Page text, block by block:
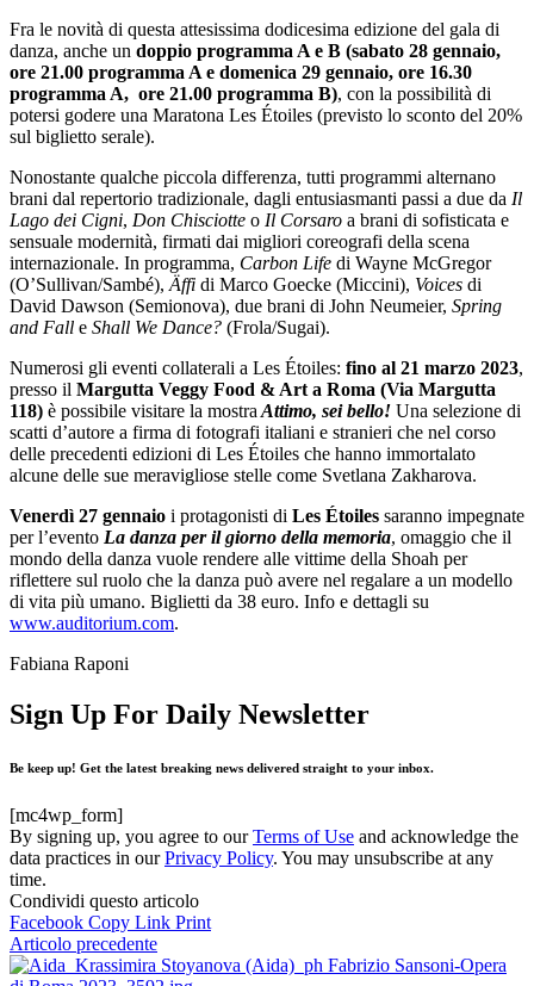
Fra le novità di questa attesissima dodicesima edizione del gala di
danza, anche un doppio programma A e B (sabato 28 gennaio,
ore 21.00 programma A e domenica 29 gennaio, ore 16.30
programma A, ore 21.00 programma B), con la possibilità di
potersi godere una Maratona Les Étoiles (previsto lo sconto del 20%
sul biglietto serale).
Nonostante qualche piccola differenza, tutti programmi alternano
brani dal repertorio tradizionale, dagli entusiasmanti passi a due da Il
Lago dei Cigni, Don Chisciotte o Il Corsaro a brani di sofisticata e
sensuale modernità, firmati dai migliori coreografi della scena
internazionale. In programma, Carbon Life di Wayne McGregor
(O’Sullivan/Sambé), Äffi di Marco Goecke (Miccini), Voices di
David Dawson (Semionova), due brani di John Neumeier, Spring
and Fall e Shall We Dance? (Frola/Sugai).
Numerosi gli eventi collaterali a Les Étoiles: fino al 21 marzo 2023,
presso il Margutta Veggy Food & Art a Roma (Via Margutta
118) è possibile visitare la mostra Attimo, sei bello! Una selezione di
scatti d’autore a firma di fotografi italiani e stranieri che nel corso
delle precedenti edizioni di Les Étoiles che hanno immortalato
alcune delle sue meravigliose stelle come Svetlana Zakharova.
Venerdì 27 gennaio i protagonisti di Les Étoiles saranno impegnate
per l’evento La danza per il giorno della memoria, omaggio che il
mondo della danza vuole rendere alle vittime della Shoah per
riflettere sul ruolo che la danza può avere nel regalare a un modello
di vita più umano. Biglietti da 38 euro. Info e dettagli su
www.auditorium.com.
Fabiana Raponi
Sign Up For Daily Newsletter
Be keep up! Get the latest breaking news delivered straight to your inbox.
[mc4wp_form]
By signing up, you agree to ourTerms of Use and acknowledge the
data practices in ourPrivacy Policy. You may unsubscribe at any
time.
Condividi questo articolo
Facebook Copy Link Print
Articolo precedente